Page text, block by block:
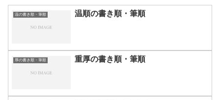
温の書き順・筆順 温順の書き順・筆順
厚の書き順・筆順 重厚の書き順・筆順